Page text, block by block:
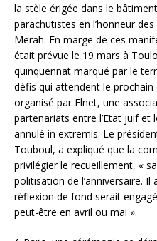
la stèle érigée dans le
parachutistes en l’honneur
Merah. En marge de ces
était prévue le 19 mars à
quinquennat marqué par le
défis qui attendent le prochain
organisé par Elnet, une
partenariats entre l’Etat juif et
annulé in extremis. Le
Touboul, a expliqué que la
privilégier le recueillement, «
politisation de l’anniversaire. Il
réflexion de fond serait
peut-être en avril ou mai ».